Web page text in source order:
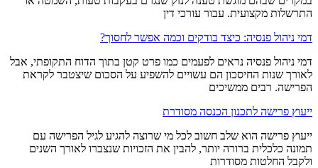
התרשלות מקצועית. עבור עורכי דין
דמי ניהול פנסיה: כיצד בודקים וכמה אפשר לחסוך?
דמי ניהול פנסיה נראים לפעמים כמו פרט קטן בתוך הדוח התקופתי, אבל
לאורך שנות החיסכון הם עשויים להשפיע על הסכום שיצטבר לקראת
הפרישה. רבים ממשיכים
ייעוץ פרישה לתכנון הכנסה מסודרת
ייעוץ פרישה הוא שלב חשוב לכל מי שרוצה להגיע לגיל הפרישה עם
תמונה כלכלית ברורה יותר, להבין את הזכויות שנצברו לאורך השנים
ולקבל החלטות מסודרות